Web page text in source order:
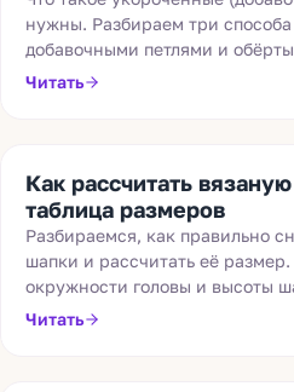
нужны. Разбираем три
добавочными петлями и
пошаговыми фото и советами,
Читать
Как рассчитать
таблица размеров
Разбираемся, как правильно
шапки и рассчитать её размер.
окружности головы и высоты
от новорождённых до взрослых.
Читать